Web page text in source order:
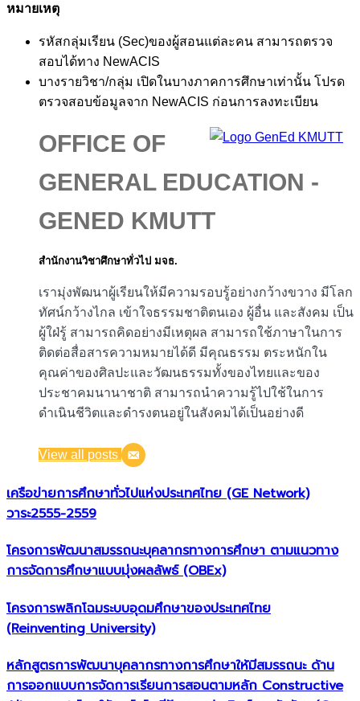
หมายเหตุ
รหัสกลุ่มเรียน (Sec)ของผู้สอนแต่ละคน สามารถตรวจ
สอบได้ทาง NewACIS
บางรายวิชา/กลุ่ม เปิดในบางภาคการศึกษาเท่านั้น โปรด
ตรวจสอบข้อมูลจาก NewACIS ก่อนการลงทะเบียน
OFFICE OF
GENERAL EDUCATION -
GENED KMUTT
สำนักงานวิชาศึกษาทั่วไป มจธ.
เรามุ่งพัฒนาผู้เรียนให้มีความรอบรู้อย่างกว้างขวาง มีโลก
ทัศน์กว้างไกล เข้าใจธรรมชาติตนเอง ผู้อื่น และสังคม เป็น
ผู้ใฝ่รู้ สามารถคิดอย่างมีเหตุผล สามารถใช้ภาษาในการ
ติดต่อสื่อสารความหมายได้ดี มีคุณธรรม ตระหนักใน
คุณค่าของศิลปะและวัฒนธรรมทั้งของไทยและของ
ประชาคมนานาชาติ สามารถนำความรู้ไปใช้ในการ
ดำเนินชีวิตและดำรงตนอยู่ในสังคมได้เป็นอย่างดี
View all posts
เครือข่ายการศึกษาทั่วไปแห่งประเทศไทย (GE Network)​
วาระ2555-2559
โครงการพัฒนาสมรรถนะบุคลากรทางการศึกษา ตามแนวทาง
การจัดการศึกษาแบบมุ่งผลลัพธ์ (OBEx)
โครงการพลิกโฉมระบบอุดมศึกษาของประเทศไทย
(Reinventing University)
หลักสูตรการพัฒนาบุคลากรทางการศึกษาให้มีสมรรถนะ ด้าน
การออกแบบการจัดการเรียนการสอนตามหลัก Constructive